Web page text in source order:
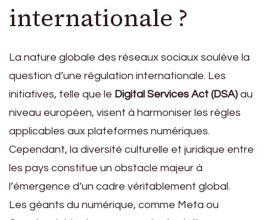
internationale ?
La nature globale des réseaux sociaux soulève la
question d’une régulation internationale. Les
initiatives, telle que le Digital Services Act (DSA) au
niveau européen, visent à harmoniser les règles
applicables aux plateformes numériques.
Cependant, la diversité culturelle et juridique entre
les pays constitue un obstacle majeur à
l’émergence d’un cadre véritablement global.
Les géants du numérique, comme Meta ou